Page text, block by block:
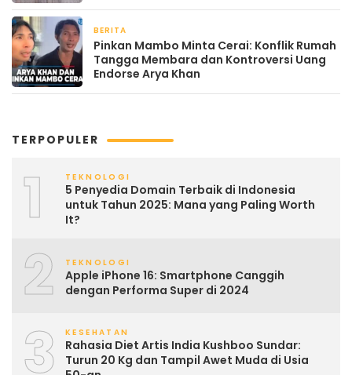
BERITA
Pinkan Mambo Minta Cerai: Konflik Rumah
Tangga Membara dan Kontroversi Uang
Endorse Arya Khan
TERPOPULER
1 TEKNOLOGI
5 Penyedia Domain Terbaik di Indonesia
untuk Tahun 2025: Mana yang Paling Worth
It?
2 TEKNOLOGI
Apple iPhone 16: Smartphone Canggih
dengan Performa Super di 2024
3 KESEHATAN
Rahasia Diet Artis India Kushboo Sundar:
Turun 20 Kg dan Tampil Awet Muda di Usia